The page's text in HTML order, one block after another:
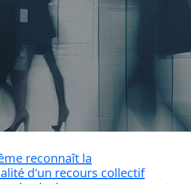
reconnaît la
d'un recours collectif